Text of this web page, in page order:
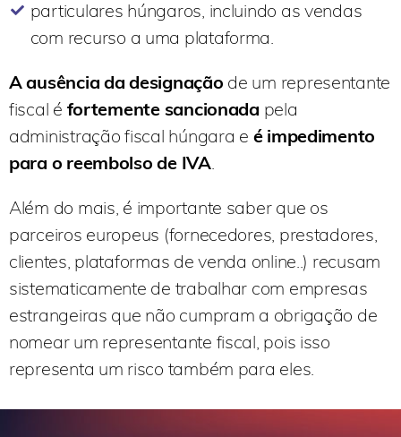
particulares húngaros, incluindo as vendas
com recurso a uma plataforma.
A ausência da designação de um representante
fiscal é fortemente sancionada pela
administração fiscal húngara e é impedimento
para o reembolso de IVA.
Além do mais, é importante saber que os
parceiros europeus (fornecedores, prestadores,
clientes, plataformas de venda online..) recusam
sistematicamente de trabalhar com empresas
estrangeiras que não cumpram a obrigação de
nomear um representante fiscal, pois isso
representa um risco também para eles.